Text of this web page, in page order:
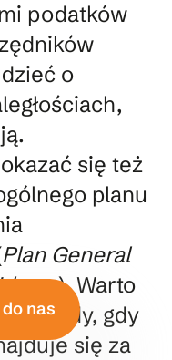
podatków
o
się też
planu
Plan General
). Warto
wtedy, gdy
się za
nas